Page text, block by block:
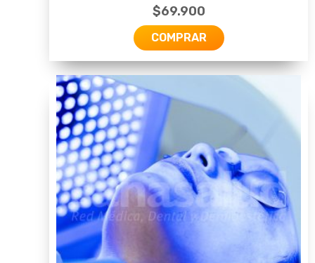
$69.900
COMPRAR